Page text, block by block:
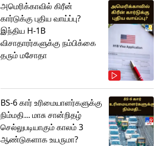
அமெரிக்காவில் கிரீன்
கார்டுக்கு புதிய வாய்ப்பு?
இந்திய H-1B
விசாதாரர்களுக்கு நம்பிக்கை
தரும் மசோதா
BS-6 கார் உரிமையாளர்களுக்கு
நிம்மதி... மாசு சான்றிதழ்
செல்லுபடியாகும் காலம் 3
ஆண்டுகளாக உயருமா?